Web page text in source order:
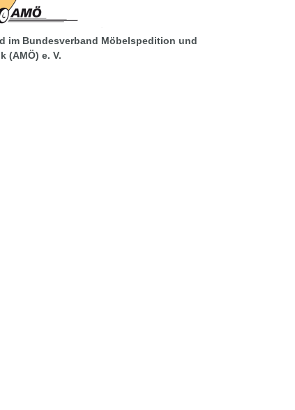
im Bundes­verband Möbel­spedition und
(AMÖ) e. V.